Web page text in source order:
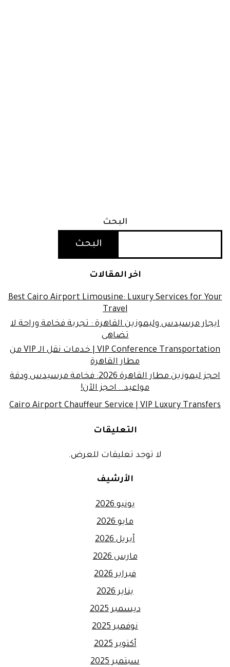
البحث
البحث
اخر المقالات
Best Cairo Airport Limousine: Luxury Services for Your
Travel
ايجار مرسيدس وليموزين القاهرة : تجربة فخامة وراحة لا
تضاهى
VIP Conference Transportation | خدمات نقل الـ VIP من
مطار القاهرة
احجز ليموزين مطار القاهرة 2026: فخامة مرسيدس ودقة
مواعيد.. احجز الآن!
Cairo Airport Chauffeur Service | VIP Luxury Transfers
التعليقات
لا توجد تعليقات للعرض.
الأرشيف
يونيو 2026
مايو 2026
أبريل 2026
مارس 2026
فبراير 2026
يناير 2026
ديسمبر 2025
نوفمبر 2025
أكتوبر 2025
سبتمبر 2025